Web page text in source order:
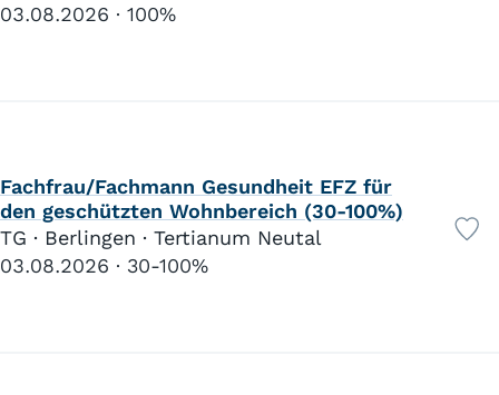
03.08.2026
100%
Fachfrau/Fachmann Gesundheit EFZ für
den geschützten Wohnbereich (30-100%)
TG · Berlingen · Tertianum Neutal
03.08.2026
30-100%